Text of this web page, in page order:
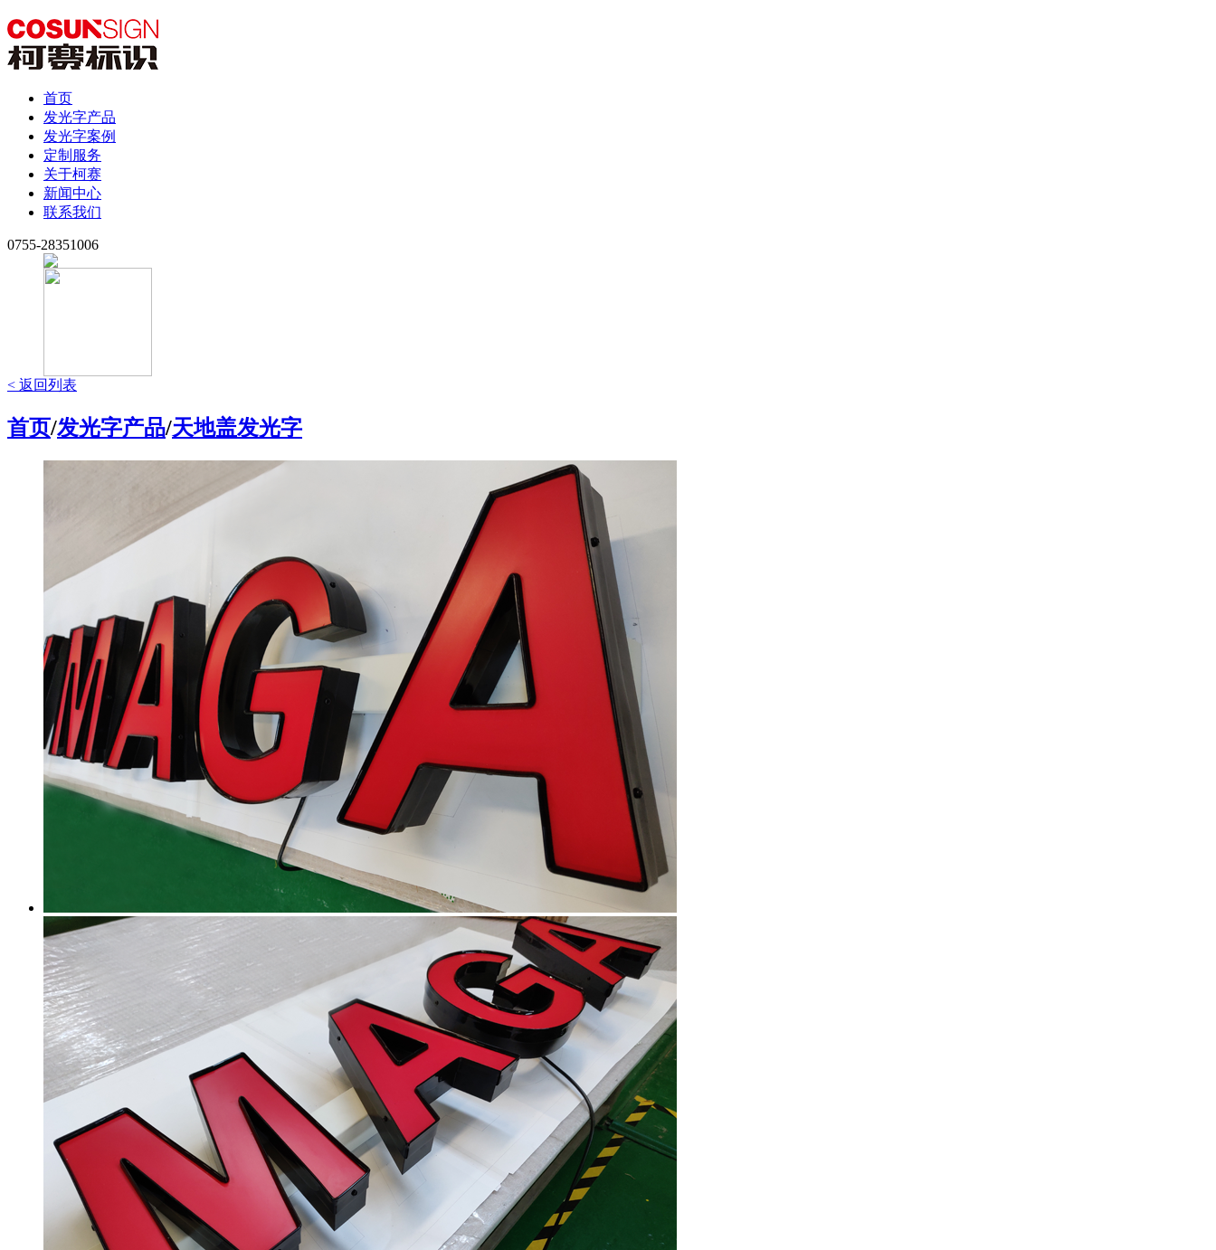
首页
发光字产品
发光字案例
定制服务
关于柯赛
新闻中心
联系我们
0755-28351006
< 返回列表
首页/发光字产品/天地盖发光字